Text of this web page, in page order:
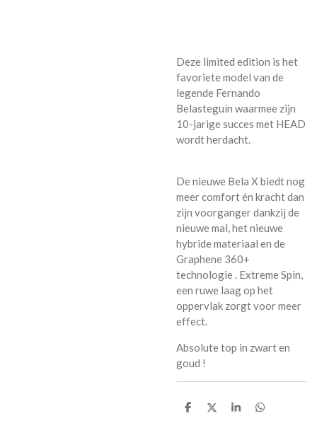
Deze limited edition is het
favoriete model van de
legende Fernando
Belasteguín waarmee zijn
10-jarige succes met HEAD
wordt herdacht.
De nieuwe Bela X biedt nog
meer comfort én kracht dan
zijn voorganger dankzij de
nieuwe mal, het nieuwe
hybride materiaal en de
Graphene 360+
technologie . Extreme Spin,
een ruwe laag op het
oppervlak zorgt voor meer
effect.
Absolute top in zwart en
goud !
D
D
S
D